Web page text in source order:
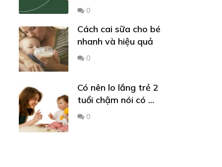
0
Cách cai sữa cho bé
nhanh và hiệu quả
0
Có nên lo lắng trẻ 2
tuổi chậm nói có …
0